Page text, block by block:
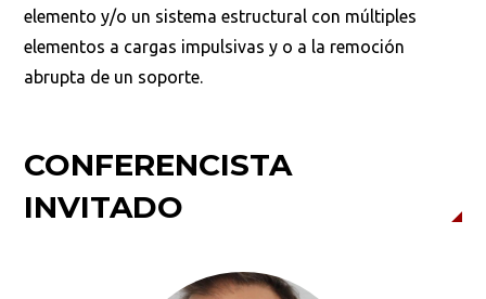
elemento y/o un sistema estructural con múltiples
elementos a cargas impulsivas y o a la remoción
abrupta de un soporte.
CONFERENCISTA
INVITADO